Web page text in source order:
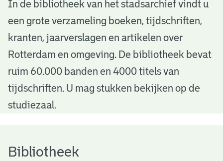
B
b
o
h
In de bibliotheek van het stadsarchief vindt u
een grote verzameling boeken, tijdschriften,
kranten, jaarverslagen en artikelen over
Rotterdam en omgeving. De bibliotheek bevat
ruim 60.000 banden en 4000 titels van
tijdschriften. U mag stukken bekijken op de
studiezaal.
Bibliotheek